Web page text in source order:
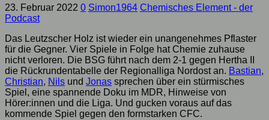
23. Februar 2022 0 Simon1964 Chemisches Element - der
Podcast
Das Leutzscher Holz ist wieder ein unangenehmes Pflaster
für die Gegner. Vier Spiele in Folge hat Chemie zuhause
nicht verloren. Die BSG führt nach dem 2-1 gegen Hertha II
die Rückrundentabelle der Regionalliga Nordost an. Bastian,
Christian, Nils und Jonas sprechen über ein stürmisches
Spiel, eine spannende Doku im MDR, Hinweise von
Hörer:innen und die Liga. Und gucken voraus auf das
kommende Spiel gegen den formstarken CFC.